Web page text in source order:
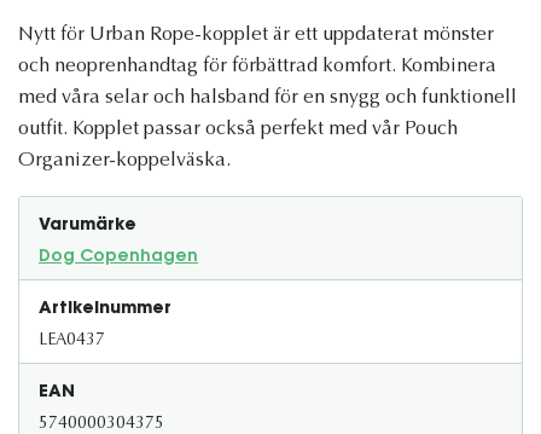
Nytt för Urban Rope-kopplet är ett uppdaterat mönster
och neoprenhandtag för förbättrad komfort. Kombinera
med våra selar och halsband för en snygg och funktionell
outfit. Kopplet passar också perfekt med vår Pouch
Organizer-koppelväska.
Varumärke
Dog Copenhagen
Artikelnummer
LEA0437
EAN
5740000304375